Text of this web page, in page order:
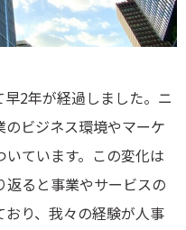
2年が経過しました。ニ
ビジネス環境やマーケ
ています。この変化は
ると事業やサービスの
り、我々の経験が人事